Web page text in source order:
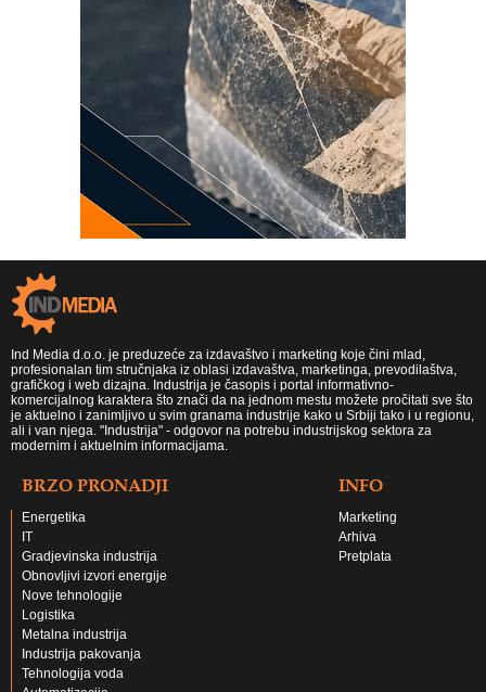
Ind Media d.o.o. je preduzeće za izdavaštvo i marketing koje čini mlad,
profesionalan tim stručnjaka iz oblasi izdavaštva, marketinga, prevodilaštva,
grafičkog i web dizajna. Industrija je časopis i portal informativno-
komercijalnog karaktera što znači da na jednom mestu možete pročitati sve što
je aktuelno i zanimljivo u svim granama industrije kako u Srbiji tako i u regionu,
ali i van njega. "Industrija" - odgovor na potrebu industrijskog sektora za
modernim i aktuelnim informacijama.
BRZO PRONADJI
Energetika
IT
Gradjevinska industrija
Obnovljivi izvori energije
Nove tehnologije
Logistika
Metalna industrija
Industrija pakovanja
Tehnologija voda
INFO
Marketing
Arhiva
Pretplata